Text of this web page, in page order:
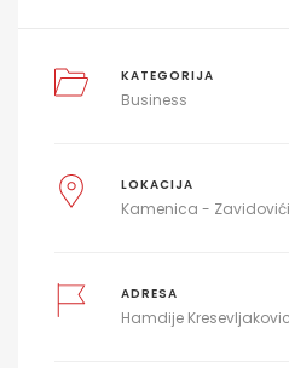
KATEGORIJA
Business
LOKACIJA
Kamenica - Zavidovići
ADRESA
Hamdije